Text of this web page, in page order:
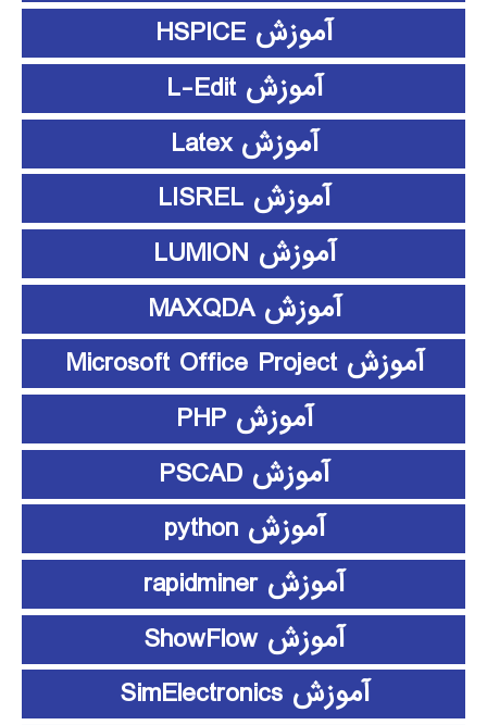
آموزش HSPICE
آموزش L-Edit
آموزش Latex
آموزش LISREL
آموزش LUMION
آموزش MAXQDA
آموزش Microsoft Office Project
آموزش PHP
آموزش PSCAD
آموزش python
آموزش rapidminer
آموزش ShowFlow
آموزش SimElectronics